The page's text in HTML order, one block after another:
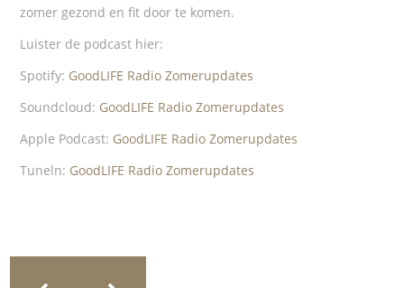
zomer gezond en fit door te komen.
Luister de podcast hier:
Spotify: GoodLIFE Radio Zomerupdates
Soundcloud: GoodLIFE Radio Zomerupdates
Apple Podcast: GoodLIFE Radio Zomerupdates
Tuneln: GoodLIFE Radio Zomerupdates